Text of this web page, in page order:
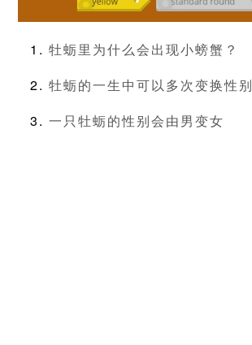
牡蛎里为什么会出现小螃蟹？
牡蛎的一生中可以多次变换性别
一只牡蛎的性别会由男变女